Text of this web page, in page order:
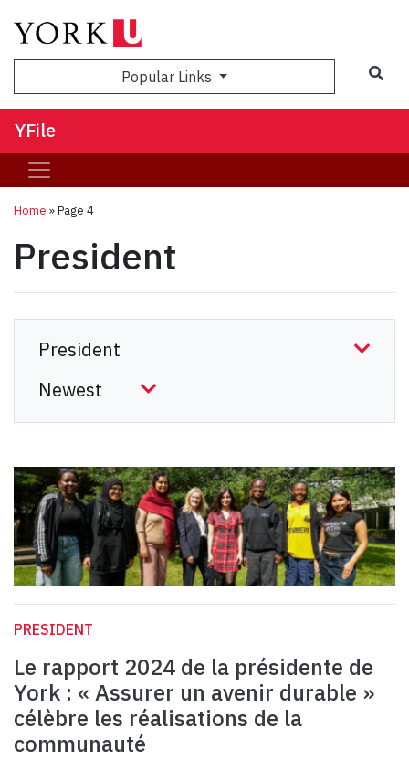
Popular Links
YFile
Home » Page 4
President
PRESIDENT
Le rapport 2024 de la présidente de
York : « Assurer un avenir durable »
célèbre les réalisations de la
communauté